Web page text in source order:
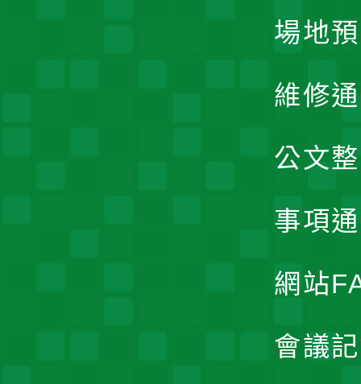
場地
維修
公文
事項
網站
會議